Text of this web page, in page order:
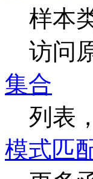
样本
访问
集合
列表
模式匹